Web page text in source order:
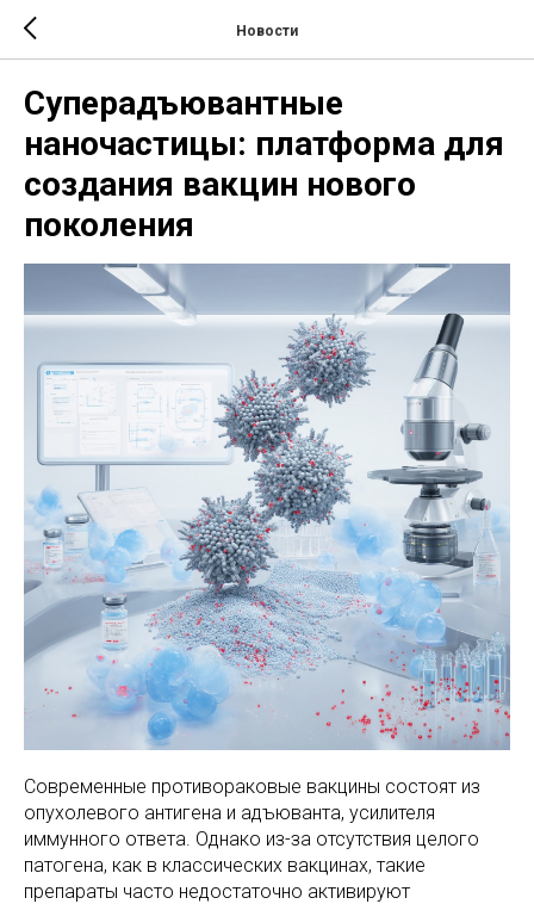
Новости
Суперадъювантные
наночастицы: платформа для
создания вакцин нового
поколения
Современные противораковые вакцины состоят из
опухолевого антигена и адъюванта, усилителя
иммунного ответа. Однако из-за отсутствия целого
патогена, как в классических вакцинах, такие
препараты часто недостаточно активируют